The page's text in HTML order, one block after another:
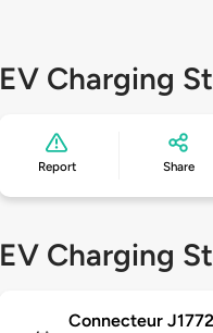
EV Charging
Report Share
EV Charging
Connecteur J1772